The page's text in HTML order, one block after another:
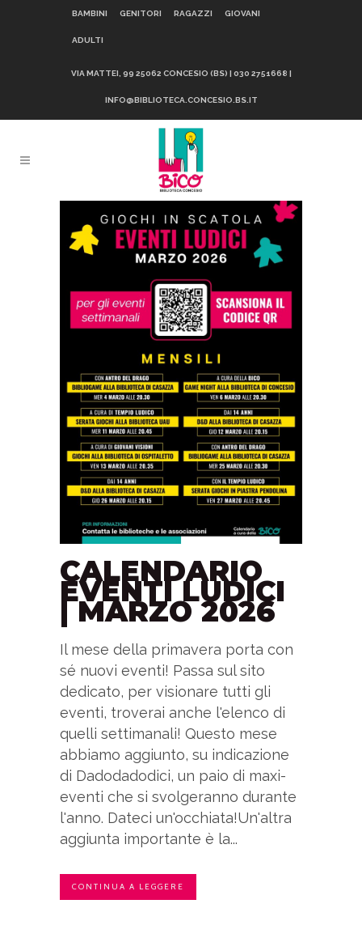
BAMBINI GENITORI RAGAZZI GIOVANI
ADULTI
VIA MATTEI, 99 25062 CONCESIO (BS) | 030 2751668 |
INFO@BIBLIOTECA.CONCESIO.BS.IT
CALENDARIO
EVENTI LUDICI
| MARZO 2026
Il mese della primavera porta con
sé nuovi eventi! Passa sul sito
dedicato, per visionare tutti gli
eventi, troverai anche l'elenco di
quelli settimanali! Questo mese
abbiamo aggiunto, su indicazione
di Dadodadodici, un paio di maxi-
eventi che si svolgeranno durante
l'anno. Dateci un'occhiata!Un'altra
aggiunta importante è la...
CONTINUA A LEGGERE